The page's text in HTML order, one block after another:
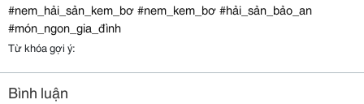
#nem_hải_sản_kem_bơ #nem_kem_bơ #hải_sản_bảo_an
#món_ngon_gia_đình
Từ khóa gợi ý:
Bình luận